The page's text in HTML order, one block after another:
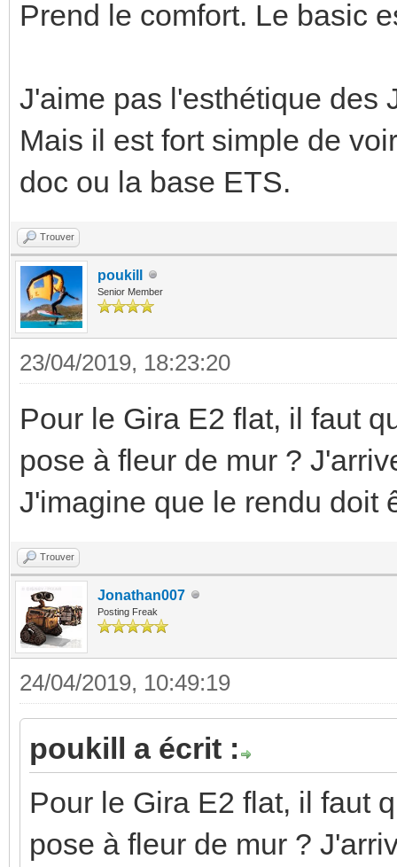
Prend le comfort. Le basic
J'aime pas l'esthétique des
Mais il est fort simple de
doc ou la base ETS.
Trouver
poukill
Senior Member
23/04/2019, 18:23:20
Pour le Gira E2 flat, il faut
pose à fleur de mur ?
J'imagine que le rendu doit
Trouver
Jonathan007
Posting Freak
24/04/2019, 10:49:19
poukill a écrit :
Pour le Gira E2 flat, il faut
pose à fleur de mur ?